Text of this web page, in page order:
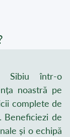
Sibiu într-o
noastră pe
complete de
Beneficiezi de
și o echipă